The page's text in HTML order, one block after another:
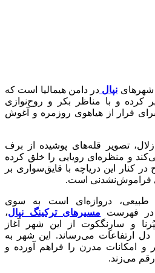
نپال در دامن هیمالیا است که
کرده و با مناظر بکر و روح‌نوازی
فرار از هیاهوی روزمره و آغوش
تصویر قله‌های پوشیده از برف
و منظره‌ای رویایی را خلق کرده
کنار این دریاچه با قایق‌سواری بر
فراموش‌نشدنی است.
طبیعی، دروازه‌ای است به سوی
در فهرست مسیرهای ترکینگ نپال،
و سارِنگکوت از این شهر آغاز
دل ارتفاعات می‌رساند. این شهر به
و امکانات مدرن را فراهم آورده و
می‌زند.